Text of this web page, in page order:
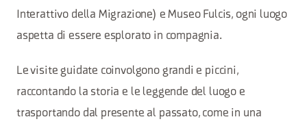
Interattivo della Migrazione) e Museo Fulcis, ogni luogo
aspetta di essere esplorato in compagnia.
Le visite guidate coinvolgono grandi e piccini,
raccontando la storia e le leggende del luogo e
trasportando dal presente al passato, come in una